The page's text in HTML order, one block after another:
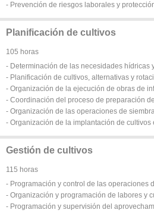
- Prevención de riesgos laborales y
Planificación de cultivos
105 horas
- Determinación de las necesidades hídricas
- Planificación de cultivos, alternativas y
- Organización de la ejecución de obras de
- Coordinación del proceso de preparación
- Organización de las operaciones de
- Organización de la implantación de cultivos
Gestión de cultivos
115 horas
- Programación y control de las operaciones
- Organización y programación de labores y
- Programación y supervisión del